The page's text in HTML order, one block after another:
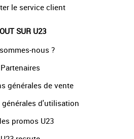
le service client
SUR U23
nous ?
Partenaires
générales de vente
d'utilisation
promos U23